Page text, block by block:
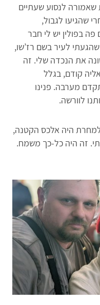
שאמורה לנסוע שעתיים
אחרי שהגיעו לגבול,
בפולין יש לי חבר
לעיר בשם רז’שו,
את הנכדה שלי. זה
קודם, בגלל
מערבה. פנינו
לוורשה.
היה אלכס הקטנה,
זה היה כל-כך משמח.